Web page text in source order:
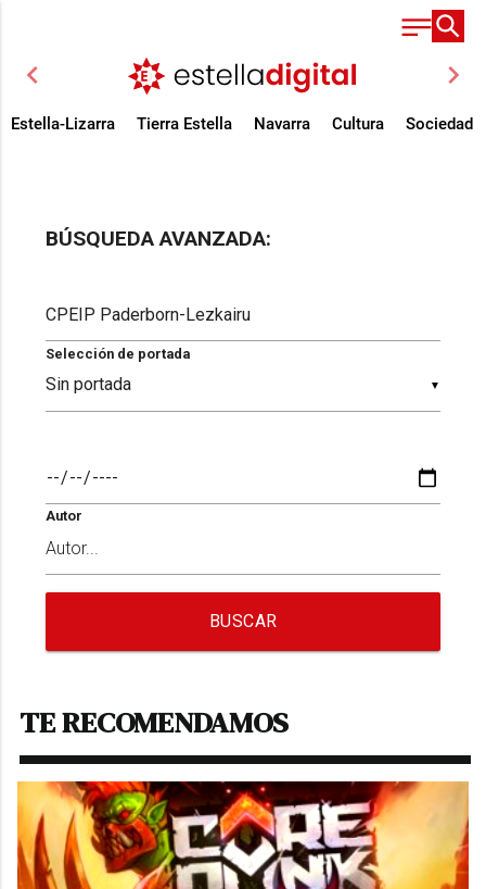
chevron_left chevron_right
Estella-Lizarra Tierra Estella Navarra Cultura Sociedad
BÚSQUEDA AVANZADA:
▼
Selección de portada
Autor
BUSCAR
TE RECOMENDAMOS